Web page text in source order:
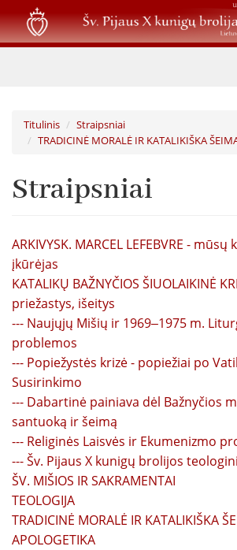
Pereiti
į
pagrindinį
Titulinis
Straipsniai
TRADICINĖ MORALĖ IR KATALIKIŠKA
Straipsniai
ARKIVYSK. MARCEL LEFEBVRE -
įkūrėjas
KATALIKŲ BAŽNYČIOS ŠIUOLAIKINĖ
priežastys, išeitys
--- Naujųjų Mišių ir 1969‒1975 m.
problemos
--- Popiežystės krizė - popiežiai po
Susirinkimo
--- Dabartinė painiava dėl Bažnyčios
santuoką ir šeimą
--- Religinės Laisvės ir Ekumenizmo
--- Šv. Pijaus X kunigų brolijos
ŠV. MIŠIOS IR SAKRAMENTAI
TEOLOGIJA
TRADICINĖ MORALĖ IR KATALIKIŠKA
APOLOGETIKA